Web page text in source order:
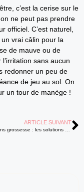
c’est la cerise sur le
ne peut pas prendre
officiel. C’est naturel,
vrai câlin pour la
de mauve ou de
sans aucun
redonner un peu de
de jeu au sol. On
un tour de manège !
ARTICLE SUIVANT